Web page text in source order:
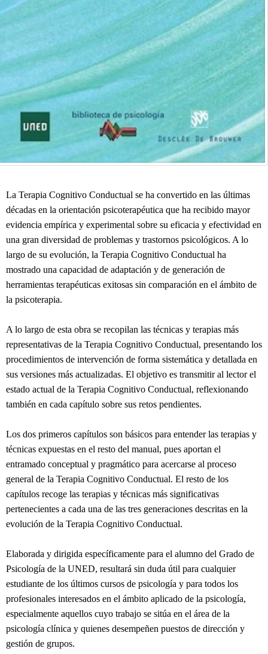
La Terapia Cognitivo Conductual se ha convertido en las últimas
décadas en la orientación psicoterapéutica que ha recibido mayor
evidencia empírica y experimental sobre su eficacia y efectividad en
una gran diversidad de problemas y trastornos psicológicos. A lo
largo de su evolución, la Terapia Cognitivo Conductual ha
mostrado una capacidad de adaptación y de generación de
herramientas terapéuticas exitosas sin comparación en el ámbito de
la psicoterapia.
A lo largo de esta obra se recopilan las técnicas y terapias más
representativas de la Terapia Cognitivo Conductual, presentando los
procedimientos de intervención de forma sistemática y detallada en
sus versiones más actualizadas. El objetivo es transmitir al lector el
estado actual de la Terapia Cognitivo Conductual, reflexionando
también en cada capítulo sobre sus retos pendientes.
Los dos primeros capítulos son básicos para entender las terapias y
técnicas expuestas en el resto del manual, pues aportan el
entramado conceptual y pragmático para acercarse al proceso
general de la Terapia Cognitivo Conductual. El resto de los
capítulos recoge las terapias y técnicas más significativas
pertenecientes a cada una de las tres generaciones descritas en la
evolución de la Terapia Cognitivo Conductual.
Elaborada y dirigida específicamente para el alumno del Grado de
Psicología de la UNED, resultará sin duda útil para cualquier
estudiante de los últimos cursos de psicología y para todos los
profesionales interesados en el ámbito aplicado de la psicología,
especialmente aquellos cuyo trabajo se sitúa en el área de la
psicología clínica y quienes desempeñen puestos de dirección y
gestión de grupos.